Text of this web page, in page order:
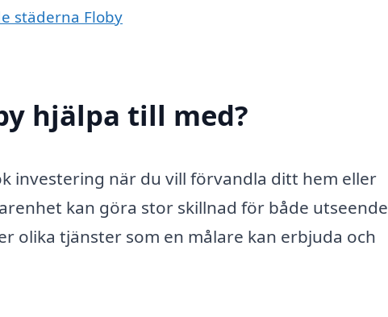
städerna Floby
hjälpa till med?
investering när du vill förvandla ditt hem eller
kan göra stor skillnad för både utseende
olika tjänster som en målare kan erbjuda och